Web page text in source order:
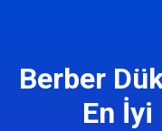
Berber
En